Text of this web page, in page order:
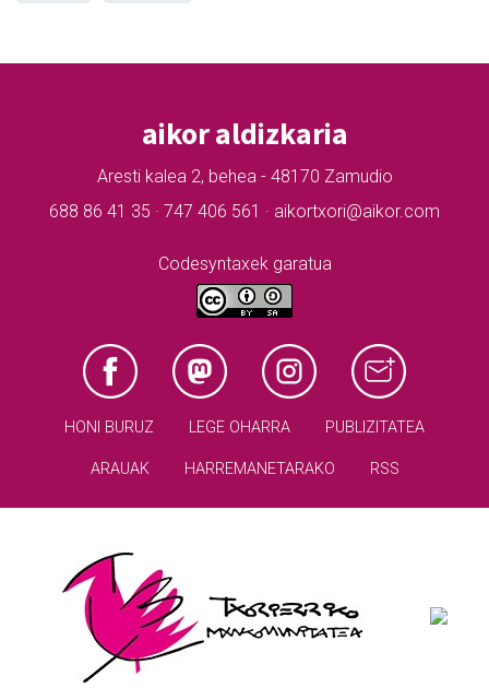
aikor aldizkaria
Aresti kalea 2, behea - 48170 Zamudio
688 86 41 35 · 747 406 561 · aikortxori@aikor.com
Codesyntaxek garatua
HONI BURUZ LEGE OHARRA PUBLIZITATEA
ARAUAK HARREMANETARAKO RSS